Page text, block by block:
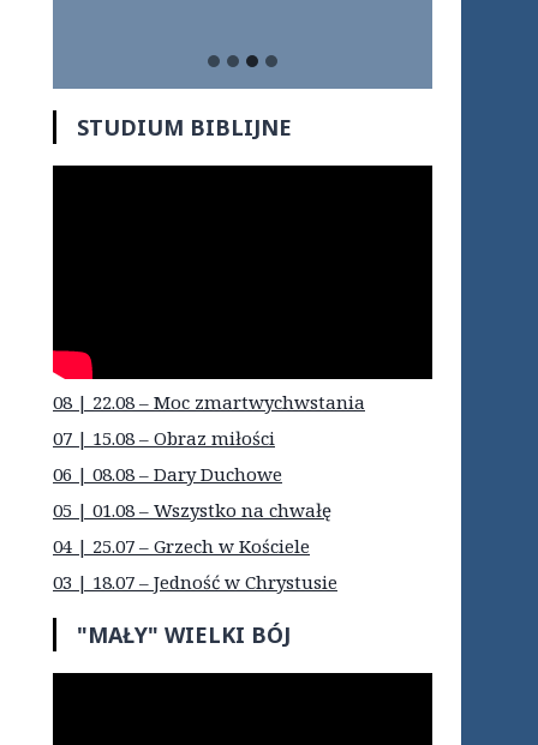
STUDIUM BIBLIJNE
08 | 22.08 – Moc zmartwychwstania
07 | 15.08 – Obraz miłości
06 | 08.08 – Dary Duchowe
05 | 01.08 – Wszystko na chwałę
04 | 25.07 – Grzech w Kościele
03 | 18.07 – Jedność w Chrystusie
"MAŁY" WIELKI BÓJ